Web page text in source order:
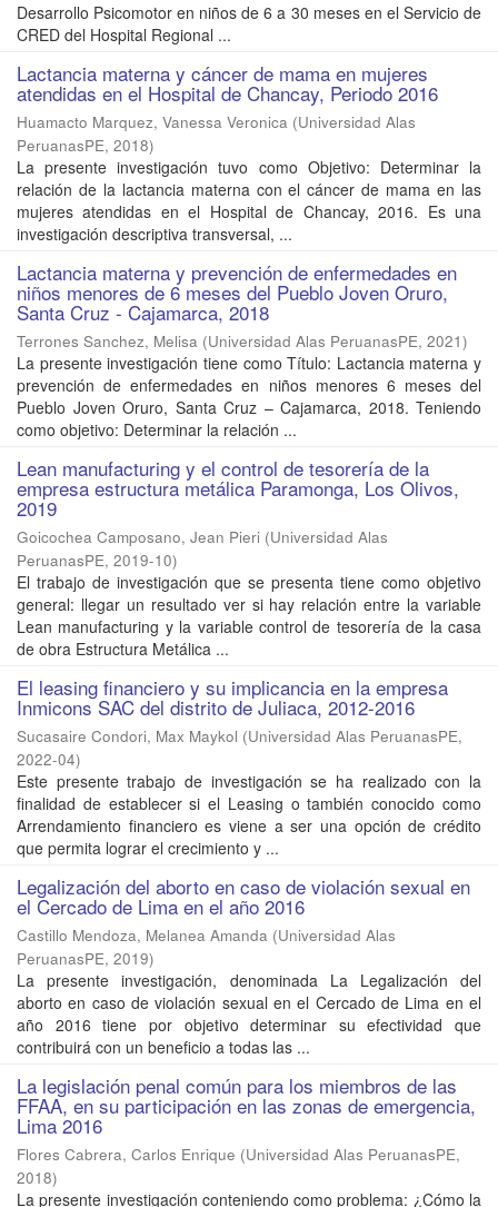
Desarrollo Psicomotor en niños de 6 a 30 meses en el Servicio de
CRED del Hospital Regional ...
Lactancia materna y cáncer de mama en mujeres
atendidas en el Hospital de Chancay, Periodo 2016
Huamacto Marquez, Vanessa Veronica (Universidad Alas
PeruanasPE, 2018)
La presente investigación tuvo como Objetivo: Determinar la
relación de la lactancia materna con el cáncer de mama en las
mujeres atendidas en el Hospital de Chancay, 2016. Es una
investigación descriptiva transversal, ...
Lactancia materna y prevención de enfermedades en
niños menores de 6 meses del Pueblo Joven Oruro,
Santa Cruz - Cajamarca, 2018
Terrones Sanchez, Melisa (Universidad Alas PeruanasPE, 2021)
La presente investigación tiene como Título: Lactancia materna y
prevención de enfermedades en niños menores 6 meses del
Pueblo Joven Oruro, Santa Cruz – Cajamarca, 2018. Teniendo
como objetivo: Determinar la relación ...
Lean manufacturing y el control de tesorería de la
empresa estructura metálica Paramonga, Los Olivos,
2019
Goicochea Camposano, Jean Pieri (Universidad Alas
PeruanasPE, 2019-10)
El trabajo de investigación que se presenta tiene como objetivo
general: llegar un resultado ver si hay relación entre la variable
Lean manufacturing y la variable control de tesorería de la casa
de obra Estructura Metálica ...
El leasing financiero y su implicancia en la empresa
Inmicons SAC del distrito de Juliaca, 2012-2016
Sucasaire Condori, Max Maykol (Universidad Alas PeruanasPE,
2022-04)
Este presente trabajo de investigación se ha realizado con la
finalidad de establecer si el Leasing o también conocido como
Arrendamiento financiero es viene a ser una opción de crédito
que permita lograr el crecimiento y ...
Legalización del aborto en caso de violación sexual en
el Cercado de Lima en el año 2016
Castillo Mendoza, Melanea Amanda (Universidad Alas
PeruanasPE, 2019)
La presente investigación, denominada La Legalización del
aborto en caso de violación sexual en el Cercado de Lima en el
año 2016 tiene por objetivo determinar su efectividad que
contribuirá con un beneficio a todas las ...
La legislación penal común para los miembros de las
FFAA, en su participación en las zonas de emergencia,
Lima 2016
Flores Cabrera, Carlos Enrique (Universidad Alas PeruanasPE,
2018)
La presente investigación conteniendo como problema: ¿Cómo la